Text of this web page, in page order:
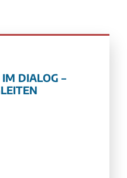
DIALOG –